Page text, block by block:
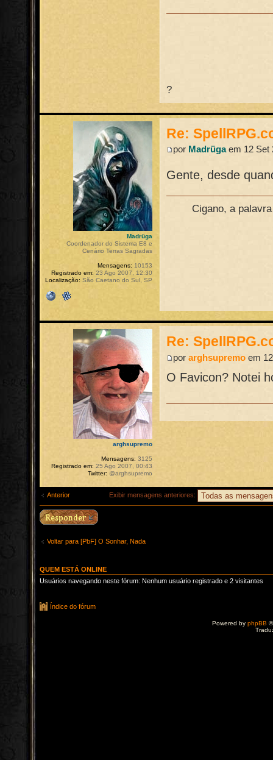
?
Re:
por Madrügaem 12 Set
Gente, desde
Cigano, a
Madrüga
Coordenador do Sistema E8 e
Cenário Terras Sagradas
Mensagens: 10153
Registrado em: 23 Ago 2007, 12:30
Localização: São Caetano do Sul, SP
Re:
porarghsupremo em
O Favicon? Notei
arghsupremo
Mensagens: 3125
Registrado em: 25 Ago 2007, 00:43
Twitter: @arghsupremo
Anterior Exibir mensagens anteriores:
Voltar para [PbF] O Sonhar, Nada
QUEM ESTÁ ONLINE
Usuários navegando neste fórum: Nenhum usuário registrado e 2 visitantes
Índice do fórum
Powered by phpBB